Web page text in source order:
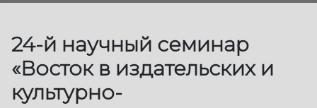
24-й научный семинар
«Восток в издательских и
культурно-